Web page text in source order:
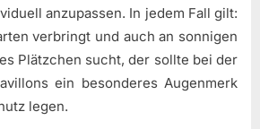
anzupassen. In jedem Fall gilt:
verbringt und auch an sonnigen
Plätzchen sucht, der sollte bei der
ein besonderes Augenmerk
legen.